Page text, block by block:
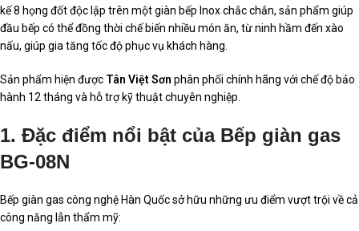
kế 8 họng đốt độc lập trên một giàn bếp Inox chắc chắn, sản phẩm giúp
đầu bếp có thể đồng thời chế biến nhiều món ăn, từ ninh hầm đến xào
nấu, giúp gia tăng tốc độ phục vụ khách hàng.
Sản phẩm hiện được Tân Việt Sơn phân phối chính hãng với chế độ bảo
hành 12 tháng và hỗ trợ kỹ thuật chuyên nghiệp.
1. Đặc điểm nổi bật của Bếp giàn gas
BG-08N
Bếp giàn gas công nghệ Hàn Quốc sở hữu những ưu điểm vượt trội về cả
công năng lẫn thẩm mỹ: